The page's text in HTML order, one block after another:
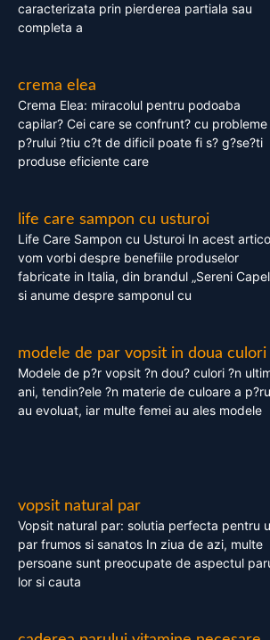
caracterizata prin pierderea partiala sau
completa a
crema elea
Crema Elea: miracolul pentru podoaba
capilar? Cei care se confrunt? cu probleme
p?rului ?tiu c?t de dificil poate fi s? g?se?ti
produse eficiente care
life care sampon cu usturoi
Life Care Sampon cu Usturoi In acest
vom vorbi despre benefiile produselor
fabricate in Italia, din brandul „Sereni
si anume despre samponul cu
modele de par vopsit in doua culori
Modele de p?r vopsit ?n dou? culori ?n
ani, tendin?ele ?n materie de culoare a
au evoluat, iar multe femei au ales modele
vopsit natural par
Vopsit natural par: solutia perfecta pentru
par frumos si sanatos In ziua de azi, multe
persoane sunt preocupate de aspectul
lor si cauta